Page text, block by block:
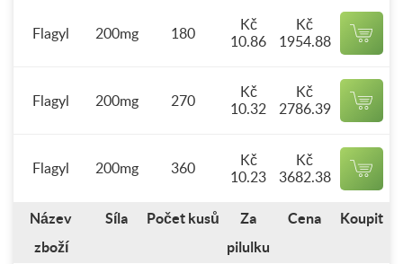
Flagyl 200mg 180
Kč
10.86
Kč
1954.88
Flagyl 200mg 270
Kč
10.32
Kč
2786.39
Flagyl 200mg 360
Kč
10.23
Kč
3682.38
Název
zboží
Síla Počet kusů
Za
pilulku
Cena Koupit